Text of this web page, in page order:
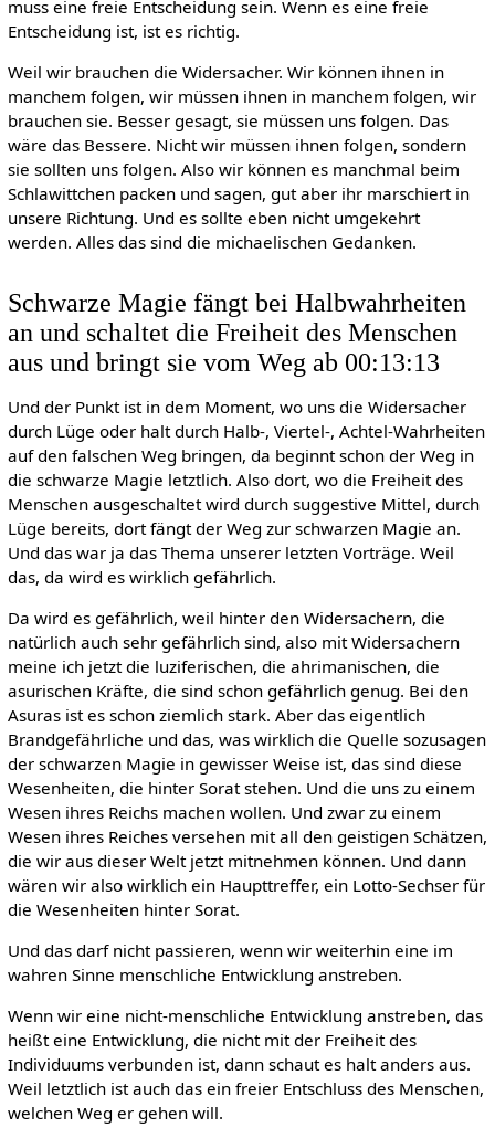
muss eine freie Entscheidung sein. Wenn es eine freie
Entscheidung ist, ist es richtig.
Weil wir brauchen die Widersacher. Wir können ihnen in
manchem folgen, wir müssen ihnen in manchem folgen, wir
brauchen sie. Besser gesagt, sie müssen uns folgen. Das
wäre das Bessere. Nicht wir müssen ihnen folgen, sondern
sie sollten uns folgen. Also wir können es manchmal beim
Schlawittchen packen und sagen, gut aber ihr marschiert in
unsere Richtung. Und es sollte eben nicht umgekehrt
werden. Alles das sind die michaelischen Gedanken.
Schwarze Magie fängt bei Halbwahrheiten
an und schaltet die Freiheit des Menschen
aus und bringt sie vom Weg ab 00:13:13
Und der Punkt ist in dem Moment, wo uns die Widersacher
durch Lüge oder halt durch Halb-, Viertel-, Achtel-Wahrheiten
auf den falschen Weg bringen, da beginnt schon der Weg in
die schwarze Magie letztlich. Also dort, wo die Freiheit des
Menschen ausgeschaltet wird durch suggestive Mittel, durch
Lüge bereits, dort fängt der Weg zur schwarzen Magie an.
Und das war ja das Thema unserer letzten Vorträge. Weil
das, da wird es wirklich gefährlich.
Da wird es gefährlich, weil hinter den Widersachern, die
natürlich auch sehr gefährlich sind, also mit Widersachern
meine ich jetzt die luziferischen, die ahrimanischen, die
asurischen Kräfte, die sind schon gefährlich genug. Bei den
Asuras ist es schon ziemlich stark. Aber das eigentlich
Brandgefährliche und das, was wirklich die Quelle sozusagen
der schwarzen Magie in gewisser Weise ist, das sind diese
Wesenheiten, die hinter Sorat stehen. Und die uns zu einem
Wesen ihres Reichs machen wollen. Und zwar zu einem
Wesen ihres Reiches versehen mit all den geistigen Schätzen,
die wir aus dieser Welt jetzt mitnehmen können. Und dann
wären wir also wirklich ein Haupttreffer, ein Lotto-Sechser für
die Wesenheiten hinter Sorat.
Und das darf nicht passieren, wenn wir weiterhin eine im
wahren Sinne menschliche Entwicklung anstreben.
Wenn wir eine nicht-menschliche Entwicklung anstreben, das
heißt eine Entwicklung, die nicht mit der Freiheit des
Individuums verbunden ist, dann schaut es halt anders aus.
Weil letztlich ist auch das ein freier Entschluss des Menschen,
welchen Weg er gehen will.